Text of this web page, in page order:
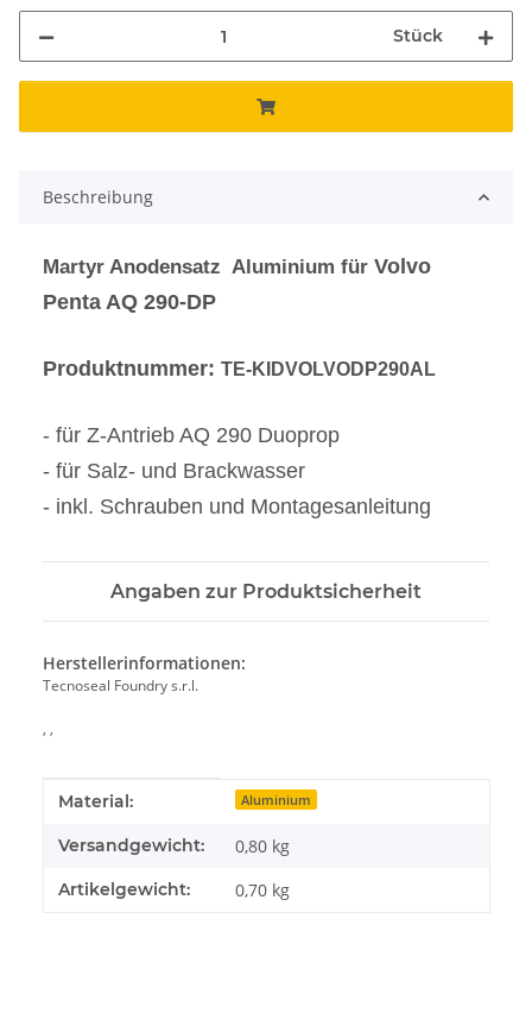
Stück
Beschreibung
Martyr Anodensatz Aluminium für Volvo
Penta AQ 290-DP
Produktnummer: TE-KIDVOLVODP290AL
- für Z-Antrieb AQ 290 Duoprop
- für Salz- und Brackwasser
- inkl. Schrauben und Montagesanleitung
Angaben zur Produktsicherheit
Herstellerinformationen:
Tecnoseal Foundry s.r.l.
, ,
Produkteigenschaft
Wert
Material: Aluminium
Versandgewicht: 0,80 kg
Artikelgewicht: 0,70 kg